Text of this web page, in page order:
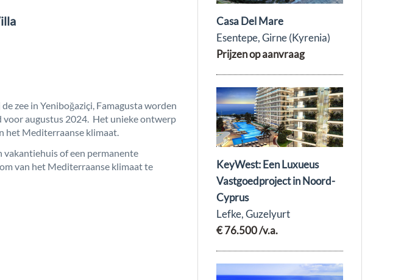
zee in Yeniboğaziçi, Famagusta worden
voor augustus 2024. Het unieke ontwerp
het Mediterraanse klimaat.
vakantiehuis of een permanente
van het Mediterraanse klimaat te
Casa Del Mare
Esentepe, Girne (Kyrenia)
Prijzen op aanvraag
KeyWest: Een Luxueus
Vastgoedproject in Noord-
Cyprus
Lefke, Guzelyurt
€ 76.500/v.a.